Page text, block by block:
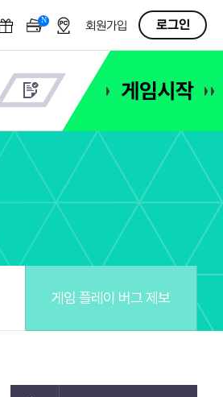
N OFF회원가입 로그인
게임 플레이 버그 제보